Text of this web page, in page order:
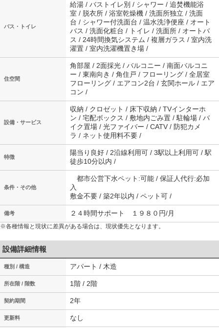
バス・トイレ
給湯 / バストイレ別 / シャワー / 追焚機能浴
室 / 脱衣所 / 浴室乾燥機 / 洗面所独立 / 洗面
台 / シャワー付洗面台 / 温水洗浄便座 / オート
バス / 洗面化粧台 / トイレ / 洗面所 / オートバ
ス / 24時間換気システム / 複層ガラス / 室内洗
濯置 / 室内洗濯機置き場 /
住空間
角部屋 / 2面採光 / バルコニー / 南面バルコニ
ー / 東南向き / 角住戸 / フローリング / 全居室
フローリング / エアコン2台 / 玄関ホール / エア
コン /
設備・サービス
収納 / クロゼット / 床下収納 / TVインターホ
ン / 宅配ボックス / 敷地内ごみ置 / 駐輪場 / バ
イク置場 / 光ファイバー / CATV / 防犯カメ
ラ / ネット使用料不要 /
特徴
陽当り良好 / 2沿線利用可 / 3駅以上利用可 / 駅
徒歩10分以内 /
条件・その他
都市公営下水ペット:可能 / 保証人代行:必加
入
敷金不要 / 築2年以内 / ペット可 /
備考 ２４時間サポート １９８０円/月
※各種情報と現状に差異がある場合は、現状優先となります。
設備詳細情報
種別 / 構造 アパート / 木造
所在階 / 階数 1階 / 2階
契約期間 2年
更新料 なし